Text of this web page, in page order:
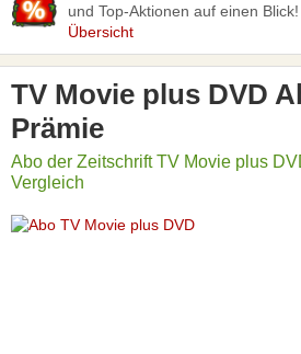
und Top-Aktionen auf einen Blick!
Übersicht
TV Movie plus DVD
Prämie
Abo der Zeitschrift TV Movie plus
Vergleich